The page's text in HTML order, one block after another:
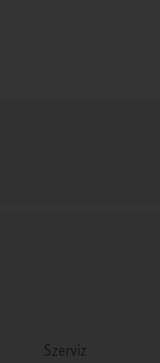
Szerviz